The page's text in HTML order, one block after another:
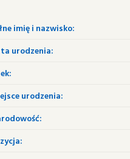
imię i nazwisko:
urodzenia:
urodzenia: